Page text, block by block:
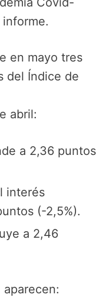
informe.
en mayo tres
del Índice de
abril:
a 2,36 puntos
interés
(-2,5%).
a 2,46